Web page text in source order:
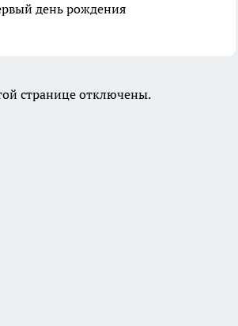
день рождения
странице отключены.